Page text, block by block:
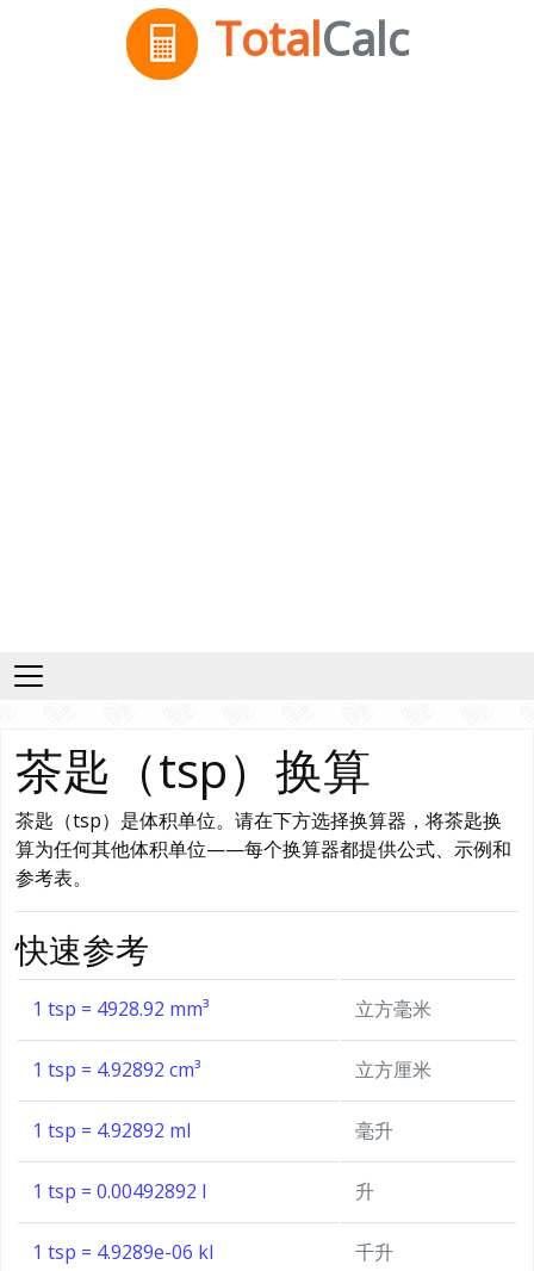
TotalCalc
茶匙（tsp）换算
茶匙（tsp）是体积单位。请在下方选择换算器，将茶匙换
算为任何其他体积单位——每个换算器都提供公式、示例和
参考表。
快速参考
1 tsp = 4928.92 mm³ 立方毫米
1 tsp = 4.92892 cm³ 立方厘米
1 tsp = 4.92892 ml 毫升
1 tsp = 0.00492892 l 升
1 tsp = 4.9289e-06 kl 千升